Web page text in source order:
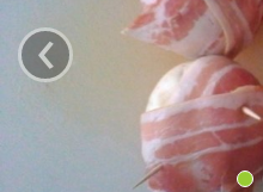
‹